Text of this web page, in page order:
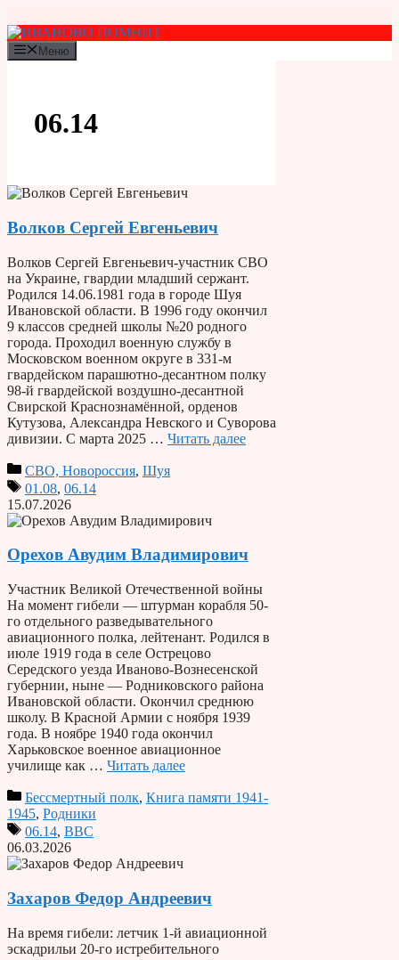
к
содержимому
Меню
06.14
Волков Сергей Евгеньевич
Волков Сергей Евгеньевич-участник СВО
на Украине, гвардии младший сержант.
Родился 14.06.1981 года в городе Шуя
Ивановской области. В 1996 году окончил
9 классов средней школы №20 родного
города. Проходил военную службу в
Московском военном округе в 331-м
гвардейском парашютно-десантном полку
98-й гвардейской воздушно-десантной
Свирской Краснознамённой, орденов
Кутузова, Александра Невского и Суворова
дивизии. С марта 2025 … Читать далее
СВО, Новороссия, Шуя
01.08, 06.14
15.07.2026
Орехов Авудим Владимирович
Участник Великой Отечественной войны
На момент гибели — штурман корабля 50-
го отдельного разведывательного
авиационного полка, лейтенант. Родился в
июле 1919 года в селе Острецово
Середского уезда Иваново-Вознесенской
губернии, ныне — Родниковского района
Ивановской области. Окончил среднюю
школу. В Красной Армии с ноября 1939
года. В ноябре 1940 года окончил
Харьковское военное авиационное
училище как … Читать далее
Бессмертный полк, Книга памяти 1941-
1945, Родники
06.14, ВВС
06.03.2026
Захаров Федор Андреевич
На время гибели: летчик 1-й авиационной
эскадрильи 20-го истребительного